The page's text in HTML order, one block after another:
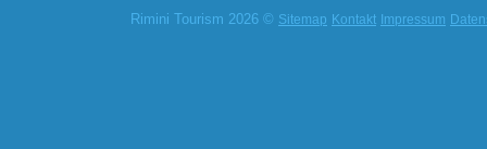
Rimini Tourism 2026 © Sitemap Kontakt Impressum